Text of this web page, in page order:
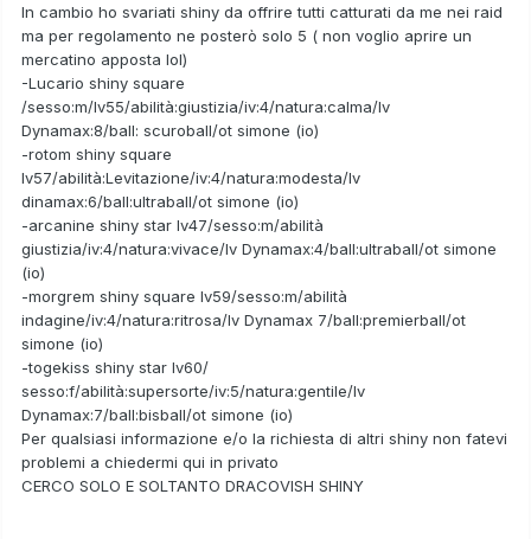
In cambio ho svariati shiny da offrire tutti catturati da me nei raid
ma per regolamento ne posterò solo 5 ( non voglio aprire un
mercatino apposta lol)
-Lucario shiny square
/sesso:m/lv55/abilità:giustizia/iv:4/natura:calma/lv
Dynamax:8/ball: scuroball/ot simone (io)
-rotom shiny square
lv57/abilità:Levitazione/iv:4/natura:modesta/lv
dinamax:6/ball:ultraball/ot simone (io)
-arcanine shiny star lv47/sesso:m/abilità
giustizia/iv:4/natura:vivace/lv Dynamax:4/ball:ultraball/ot simone
(io)
-morgrem shiny square lv59/sesso:m/abilità
indagine/iv:4/natura:ritrosa/lv Dynamax 7/ball:premierball/ot
simone (io)
-togekiss shiny star lv60/
sesso:f/abilità:supersorte/iv:5/natura:gentile/lv
Dynamax:7/ball:bisball/ot simone (io)
Per qualsiasi informazione e/o la richiesta di altri shiny non fatevi
problemi a chiedermi qui in privato
CERCO SOLO E SOLTANTO DRACOVISH SHINY